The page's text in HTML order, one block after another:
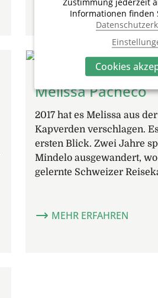
Melissa Pacheco
2017 hat es Melissa aus
Kapverden verschlagen.
ersten Blick. Zwei Jahre
Mindelo ausgewandert,
gelernte Schweizer
MEHR ERFAHREN
Informationen finden
Cookies